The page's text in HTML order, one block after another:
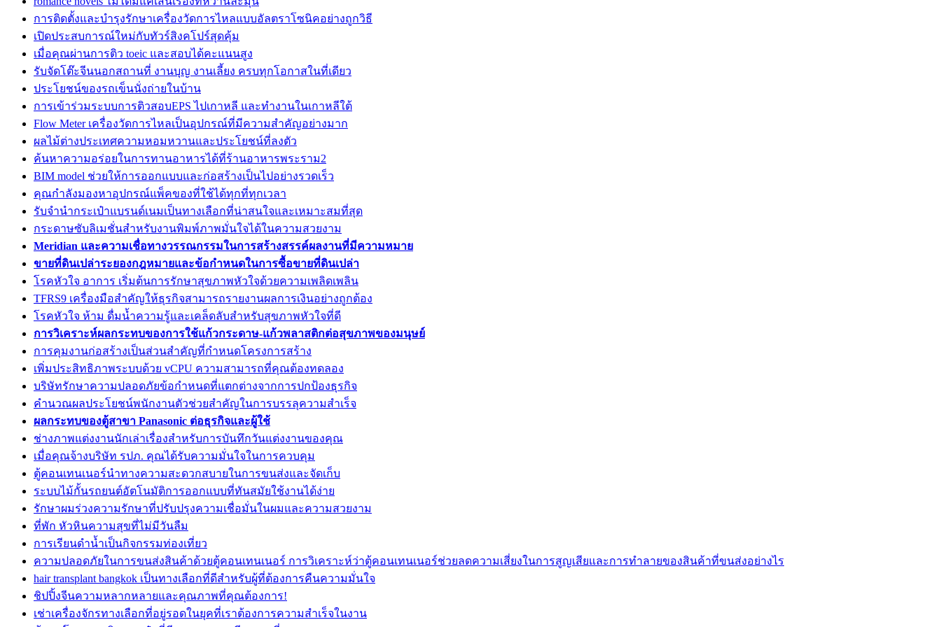
การติดตั้งและบำรุงรักษาเครื่องวัดการไหลแบบอัลตราโซนิคอย่างถูกวิธี
เปิดประสบการณ์ใหม่กับทัวร์สิงคโปร์สุดคุ้ม
เมื่อคุณผ่านการติว toeic และสอบได้คะแนนสูง
รับจัดโต๊ะจีนนอกสถานที่ งานบุญ งานเลี้ยง ครบทุกโอกาสในที่เดียว
ประโยชน์ของรถเข็นนั่งถ่ายในบ้าน
การเข้าร่วมระบบการติวสอบEPS ไปเกาหลี และทำงานในเกาหลีใต้
Flow Meter เครื่องวัดการไหลเป็นอุปกรณ์ที่มีความสำคัญอย่างมาก
ผลไม้ต่างประเทศความหอมหวานและประโยชน์ที่ลงตัว
ค้นหาความอร่อยในการทานอาหารได้ที่ร้านอาหารพระราม2
BIM model ช่วยให้การออกแบบและก่อสร้างเป็นไปอย่างรวดเร็ว
คุณกำลังมองหาอุปกรณ์แพ็คของที่ใช้ได้ทุกที่ทุกเวลา
รับจำนำกระเป๋าแบรนด์เนมเป็นทางเลือกที่น่าสนใจและเหมาะสมที่สุด
กระดาษซับลิเมชั่นสำหรับงานพิมพ์ภาพมั่นใจได้ในความสวยงาม
Meridian และความเชื่อทางวรรณกรรมในการสร้างสรรค์ผลงานที่มีความหมาย
ขายที่ดินเปล่าระยองกฎหมายและข้อกำหนดในการซื้อขายที่ดินเปล่า
โรคหัวใจ อาการ เริ่มต้นการรักษาสุขภาพหัวใจด้วยความเพลิดเพลิน
TFRS9 เครื่องมือสำคัญให้ธุรกิจสามารถรายงานผลการเงินอย่างถูกต้อง
โรคหัวใจ ห้าม ดื่มน้ำความรู้และเคล็ดลับสำหรับสุขภาพหัวใจที่ดี
การวิเคราะห์ผลกระทบของการใช้แก้วกระดาษ-แก้วพลาสติกต่อสุขภาพของมนุษย์
การคุมงานก่อสร้างเป็นส่วนสำคัญที่กำหนดโครงการสร้าง
เพิ่มประสิทธิภาพระบบด้วย vCPU ความสามารถที่คุณต้องทดลอง
บริษัทรักษาความปลอดภัยข้อกำหนดที่แตกต่างจากการปกป้องธุรกิจ
คำนวณผลประโยชน์พนักงานตัวช่วยสำคัญในการบรรลุความสำเร็จ
ผลกระทบของตู้สาขา Panasonic ต่อธุรกิจและผู้ใช้
ช่างภาพแต่งงานนักเล่าเรื่องสำหรับการบันทึกวันแต่งงานของคุณ
เมื่อคุณจ้างบริษัท รปภ. คุณได้รับความมั่นใจในการควบคุม
ตู้คอนเทนเนอร์นำทางความสะดวกสบายในการขนส่งและจัดเก็บ
ระบบไม้กั้นรถยนต์อัตโนมัติการออกแบบที่ทันสมัยใช้งานได้ง่าย
รักษาผมร่วงความรักษาที่ปรับปรุงความเชื่อมั่นในผมและความสวยงาม
ที่พัก หัวหินความสุขที่ไม่มีวันลืม
การเรียนดำน้ำเป็นกิจกรรมท่องเที่ยว
ความปลอดภัยในการขนส่งสินค้าด้วยตู้คอนเทนเนอร์ การวิเคราะห์ว่าตู้คอนเทนเนอร์ช่วยลดความเสี่ยงในการสูญเสียและการทำลายของสินค้าที่ขนส่งอย่างไร
hair transplant bangkok เป็นทางเลือกที่ดีสำหรับผู้ที่ต้องการคืนความมั่นใจ
ชิปปิ้งจีนความหลากหลายและคุณภาพที่คุณต้องการ!
เช่าเครื่องจักรทางเลือกที่อยู่รอดในยุคที่เราต้องการความสำเร็จในงาน